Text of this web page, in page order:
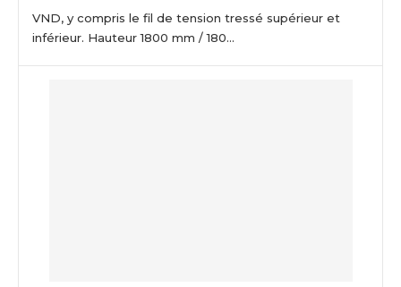
VND, y compris le fil de tension tressé supérieur et
inférieur. Hauteur 1800 mm / 180...